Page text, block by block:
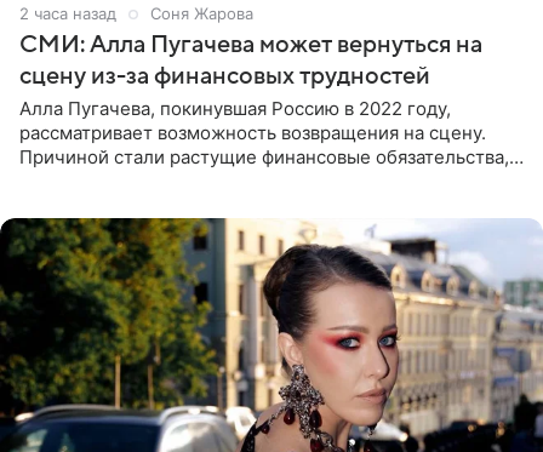
2 часа назад Соня Жарова
СМИ: Алла Пугачева может вернуться на
сцену из-за финансовых трудностей
Алла Пугачева, покинувшая Россию в 2022 году,
рассматривает возможность возвращения на сцену.
Причиной стали растущие финансовые обязательства,